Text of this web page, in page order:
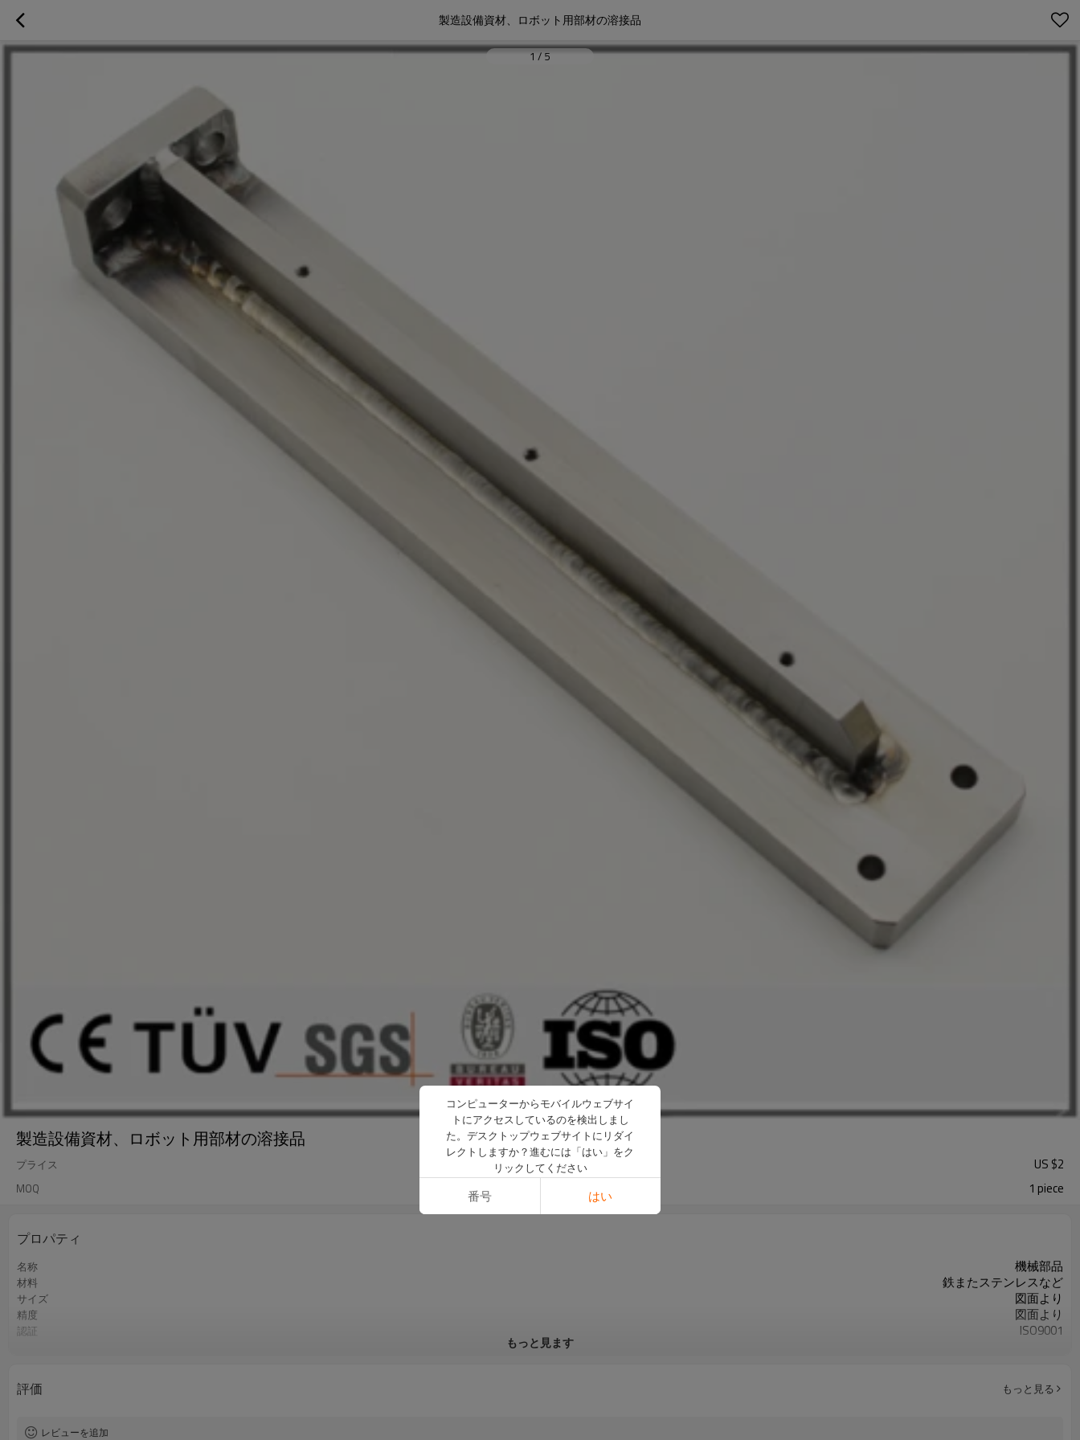
製造設備資材、ロボット用部材の溶接品
1 / 5
製造設備資材、ロボット用部材の溶接品
プライス US $2
MOQ 1 piece
プロパティ
名称 機械部品
材料 鉄またステンレスなど
サイズ 図面より
精度 図面より
認証 ISO9001
サービス
もっと見ます
評価 もっと見る
レビューを追加
コンピューターからモバイルウェブサイ
トにアクセスしているのを検出しまし
た。デスクトップウェブサイトにリダイ
レクトしますか？進むには「はい」をク
リックしてください
番号 はい